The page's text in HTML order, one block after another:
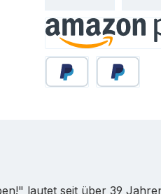
Amazon Pay
lautet seit über 39